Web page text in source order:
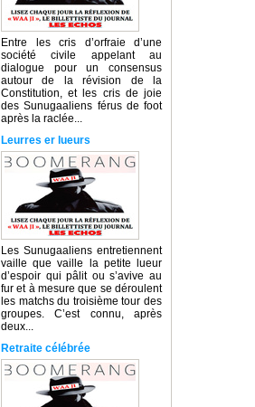
Entre les cris d’orfraie d’une
société civile appelant au
dialogue pour un consensus
autour de la révision de la
Constitution, et les cris de joie
des Sunugaaliens férus de foot
après la raclée...
Leurres er lueurs
Les Sunugaaliens entretiennent
vaille que vaille la petite lueur
d’espoir qui pâlit ou s’avive au
fur et à mesure que se déroulent
les matchs du troisième tour des
groupes. C’est connu, après
deux...
Retraite célébrée